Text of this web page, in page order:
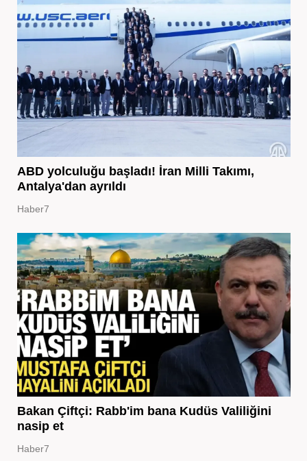
ABD yolculuğu başladı! İran Milli Takımı,
Antalya'dan ayrıldı
Haber7
Bakan Çiftçi: Rabb'im bana Kudüs Valiliğini
nasip et
Haber7